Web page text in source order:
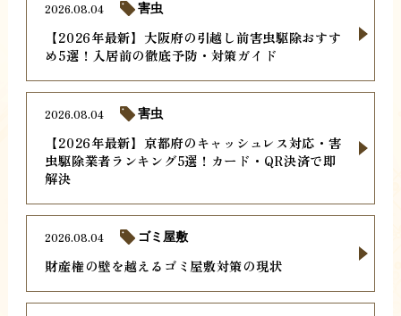
【2026年最新】大阪府の引越し前害虫駆除おすす
め5選！入居前の徹底予防・対策ガイド
2026.08.04 害虫
【2026年最新】京都府のキャッシュレス対応・害
虫駆除業者ランキング5選！カード・QR決済で即
解決
2026.08.04 害虫
財産権の壁を越えるゴミ屋敷対策の現状
2026.08.04 ゴミ屋敷